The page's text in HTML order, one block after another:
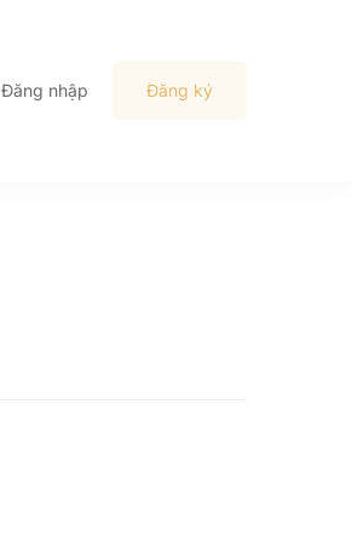
Đăng nhập Đăng ký